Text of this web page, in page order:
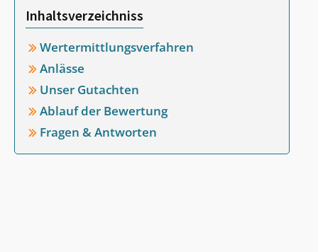
Inhaltsverzeichniss
Wertermittlungsverfahren
Anlässe
Unser Gutachten
Ablauf der Bewertung
Fragen & Antworten